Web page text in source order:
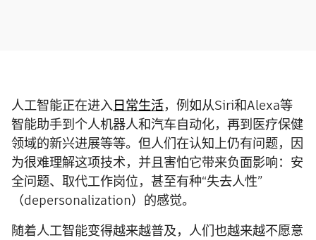
人工智能正在进入日常生活，例如从Siri和Alexa等
智能助手到个人机器人和汽车自动化，再到医疗保健
领域的新兴进展等等。但人们在认知上仍有问题，因
为很难理解这项技术，并且害怕它带来负面影响：安
全问题、取代工作岗位，甚至有种“失去人性”
（depersonalization）的感觉。
随着人工智能变得越来越普及，人们也越来越不愿意